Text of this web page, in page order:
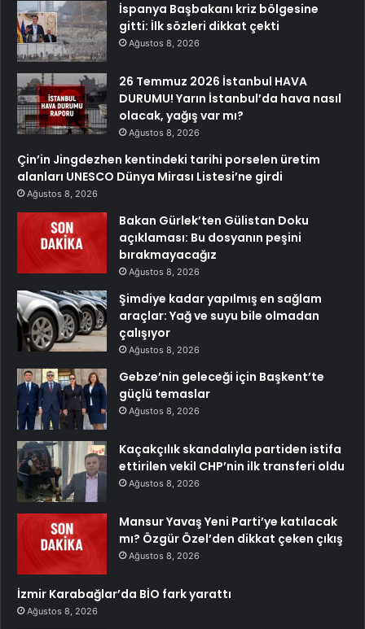
İspanya Başbakanı kriz bölgesine
gitti: İlk sözleri dikkat çekti
Ağustos 8, 2026
26 Temmuz 2026 İstanbul HAVA
DURUMU! Yarın İstanbul’da hava nasıl
olacak, yağış var mı?
Ağustos 8, 2026
Çin’in Jingdezhen kentindeki tarihi porselen üretim
alanları UNESCO Dünya Mirası Listesi’ne girdi
Ağustos 8, 2026
Bakan Gürlek’ten Gülistan Doku
açıklaması: Bu dosyanın peşini
bırakmayacağız
Ağustos 8, 2026
Şimdiye kadar yapılmış en sağlam
araçlar: Yağ ve suyu bile olmadan
çalışıyor
Ağustos 8, 2026
Gebze’nin geleceği için Başkent’te
güçlü temaslar
Ağustos 8, 2026
Kaçakçılık skandalıyla partiden istifa
ettirilen vekil CHP’nin ilk transferi oldu
Ağustos 8, 2026
Mansur Yavaş Yeni Parti’ye katılacak
mı? Özgür Özel’den dikkat çeken çıkış
Ağustos 8, 2026
İzmir Karabağlar’da BİO fark yarattı
Ağustos 8, 2026